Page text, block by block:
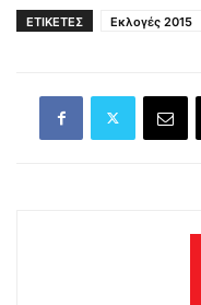
ΕΤΙΚΕΤΕΣ Εκλογές 2015